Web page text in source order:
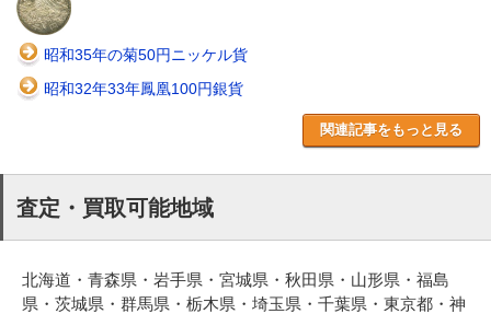
昭和35年の菊50円ニッケル貨
昭和32年33年鳳凰100円銀貨
関連記事をもっと見る
査定・買取可能地域
北海道・青森県・岩手県・宮城県・秋田県・山形県・福島
県・茨城県・群馬県・栃木県・埼玉県・千葉県・東京都・神